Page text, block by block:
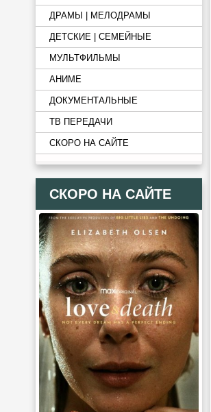
ДРАМЫ | МЕЛОДРАМЫ
ДЕТСКИЕ | СЕМЕЙНЫЕ
МУЛЬТФИЛЬМЫ
АНИМЕ
ДОКУМЕНТАЛЬНЫЕ
ТВ ПЕРЕДАЧИ
СКОРО НА САЙТЕ
СКОРО НА САЙТЕ